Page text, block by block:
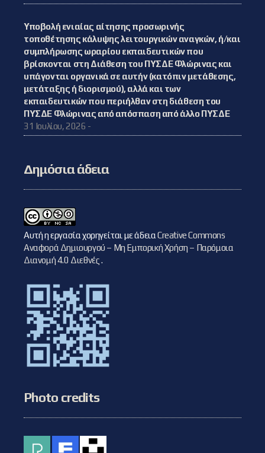
Υποβολή ενιαίας αίτησης προσωρινής
τοποθέτησης κάλυψης λειτουργικών αναγκών, ή/και
συμπλήρωσης ωραρίου εκπαιδευτικών που
βρίσκονται στη Διάθεση του ΠΥΣΔΕ Φλώρινας και
υπάγονται οργανικά σε αυτήν (κατόπιν μετάθεσης,
μετάταξης ή διορισμού), αλλά και των
εκπαιδευτικών που περιήλθαν στη διάθεση του
ΠΥΣΔΕ Φλώρινας από απόσπαση από άλλο ΠΥΣΔΕ
31 Ιουλίου, 2026 -
Δημόσια άδεια
Αυτή η εργασία χορηγείται με άδειαCreative Commons
Αναφορά Δημιουργού – Μη Εμπορική Χρήση – Παρόμοια
Διανομή 4.0 Διεθνές.
Photo credits